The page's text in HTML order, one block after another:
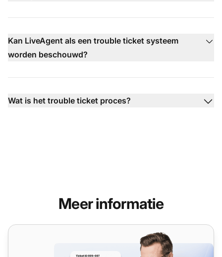
Kan LiveAgent als een trouble ticket systeem
worden beschouwd?
Wat is het trouble ticket proces?
Meer informatie
Functies van ticketingsysteem